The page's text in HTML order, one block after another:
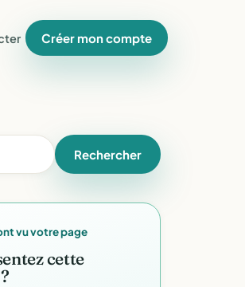
Créer mon compte
Rechercher
vu votre page
cette